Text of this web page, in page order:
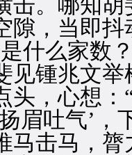
击。哪知
隙，当即
什么家数
锺兆文举
头，心想
眉吐气’
马击马，